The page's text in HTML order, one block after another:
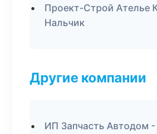
Проект-Строй Ателье
Нальчик
Другие компании
ИП Запчасть Автодом